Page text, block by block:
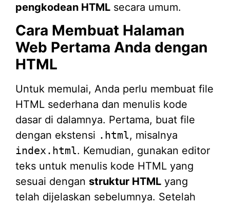
pengkodean HTML secara umum.
Cara Membuat Halaman
Web Pertama Anda dengan
HTML
Untuk memulai, Anda perlu membuat file
HTML sederhana dan menulis kode
dasar di dalamnya. Pertama, buat file
dengan ekstensi .html, misalnya
index.html. Kemudian, gunakan editor
teks untuk menulis kode HTML yang
sesuai dengan struktur HTML yang
telah dijelaskan sebelumnya. Setelah